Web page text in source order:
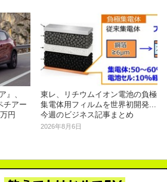
』、
チアー
円
東レ、リチウムイオン電池の負極
集電体用フィルムを世界初開発...
今週のビジネス記事まとめ
2026年8月6日